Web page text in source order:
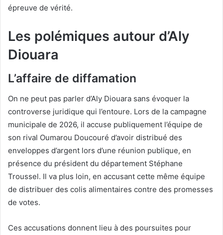
épreuve de vérité.
Les polémiques autour d’Aly
Diouara
L’affaire de diffamation
On ne peut pas parler d’Aly Diouara sans évoquer la
controverse juridique qui l’entoure. Lors de la campagne
municipale de 2026, il accuse publiquement l’équipe de
son rival Oumarou Doucouré d’avoir distribué des
enveloppes d’argent lors d’une réunion publique, en
présence du président du département Stéphane
Troussel. Il va plus loin, en accusant cette même équipe
de distribuer des colis alimentaires contre des promesses
de votes.
Ces accusations donnent lieu à des poursuites pour